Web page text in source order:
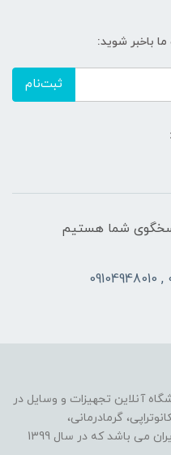
باخبر شوید:
ثبت‌نام
آنلاین تجهیزات و وسایل در
گرمادرمانی،
الکتروتراپی، هندتراپی و کاردرمانی در ایران می باشد که در سال 1399